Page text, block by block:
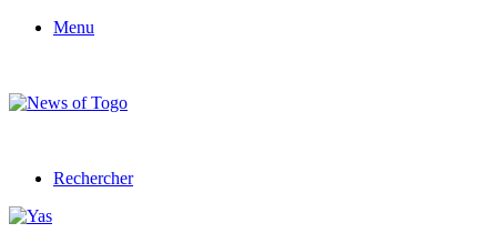
Menu
Rechercher